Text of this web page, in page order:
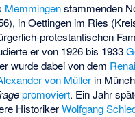
Memmingenstammenden
in Oettingen im Ries
protestantischen
er von 1926 bis 1933
wurde dabei von dem
von Müller in
promoviert. Ein Jahr
HistorikerWolfgang